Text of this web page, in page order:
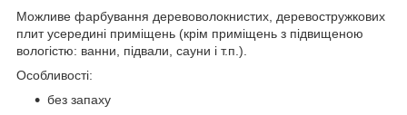
Можливе фарбування деревоволокнистих, деревостружкових
плит усередині приміщень (крім приміщень з підвищеною
вологістю: ванни, підвали, сауни і т.п.).
Особливості:
без запаху